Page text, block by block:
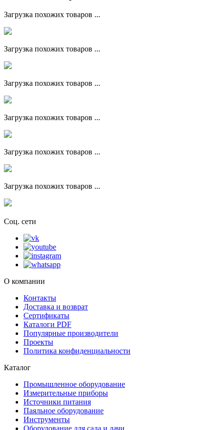
Загрузка похожих товаров ...
Загрузка похожих товаров ...
Загрузка похожих товаров ...
Загрузка похожих товаров ...
Загрузка похожих товаров ...
Загрузка похожих товаров ...
Соц. сети
О компании
Контакты
Доставка и возврат
Сертификаты
Каталоги PDF
Популярные производители
Проекты
Политика конфиденциальности
Каталог
Промышленное оборудование
Измерительные приборы
Источники питания
Паяльное оборудование
Инструменты
Оборудование для сада и дачи